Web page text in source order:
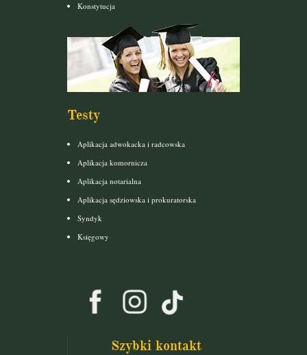
Konstytucja
Testy
Aplikacja adwokacka i radcowska
Aplikacja komornicza
Aplikacja notarialna
Aplikacja sędziowska i prokuratorska
Syndyk
Księgowy
Szybki kontakt